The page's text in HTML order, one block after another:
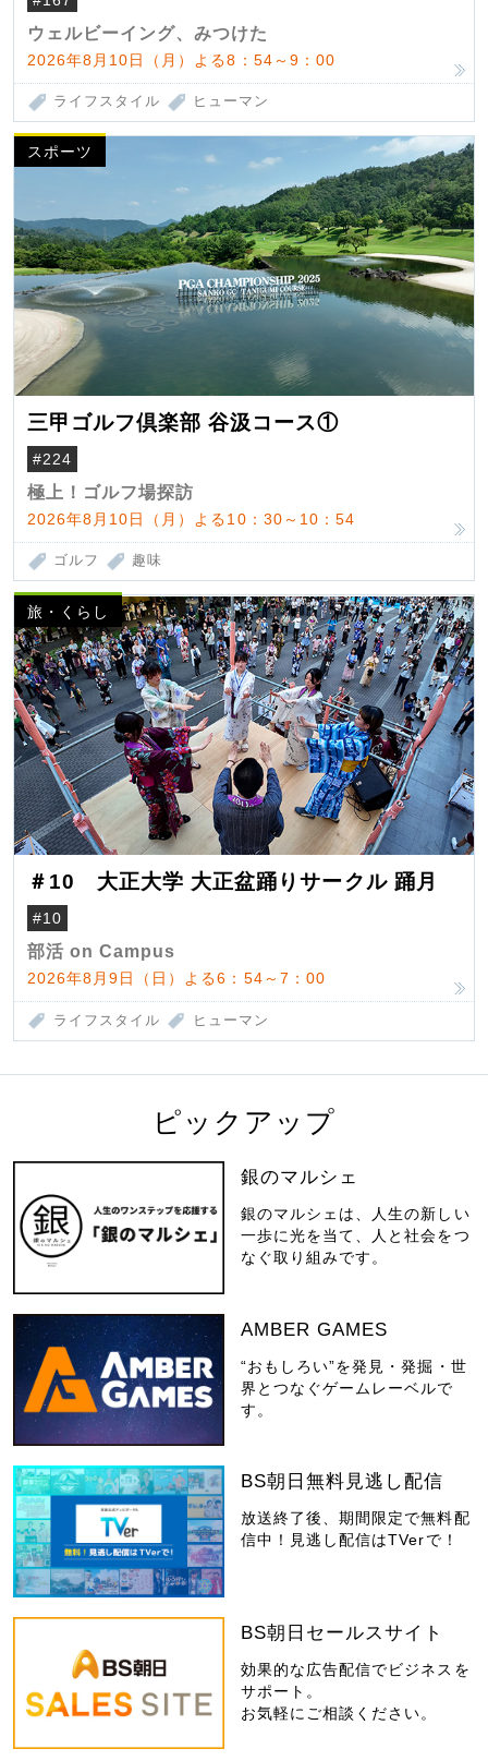
ウェルビーイング、みつけた
2026年8月10日（月）よる8：54～9：00
ライフスタイル ヒューマン
スポーツ
三甲ゴルフ倶楽部 谷汲コース①
#224
極上！ゴルフ場探訪
2026年8月10日（月）よる10：30～10：54
ゴルフ 趣味
旅・くらし
＃10 大正大学 大正盆踊りサークル 踊月
#10
部活 on Campus
2026年8月9日（日）よる6：54～7：00
ライフスタイル ヒューマン
ピックアップ
銀のマルシェ
銀のマルシェは、人生の新しい
一歩に光を当て、人と社会をつ
なぐ取り組みです。
AMBER GAMES
“おもしろい”を発見・発掘・世
界とつなぐゲームレーベルで
す。
BS朝日無料見逃し配信
放送終了後、期間限定で無料配
信中！見逃し配信はTVerで！
BS朝日セールスサイト
効果的な広告配信でビジネスを
サポート。
お気軽にご相談ください。